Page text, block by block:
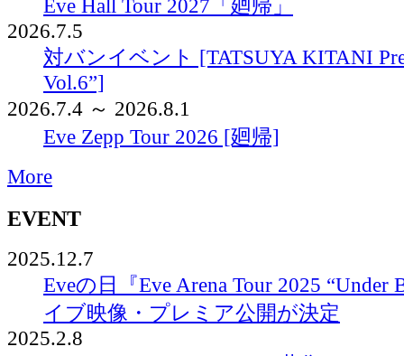
Eve Hall Tour 2027「廻帰」
2026.7.5
対バンイベント [TATSUYA KITANI
Vol.6”]
2026.7.4 ～ 2026.8.1
Eve Zepp Tour 2026 [廻帰]
More
EVENT
2025.12.7
Eveの日『Eve Arena Tour 2025 “Under
イブ映像・プレミア公開が決定
2025.2.8